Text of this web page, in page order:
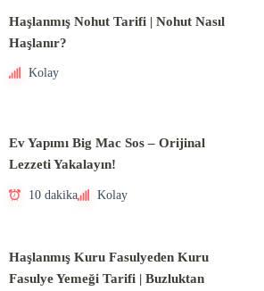
Haşlanmış Nohut Tarifi | Nohut Nasıl
Haşlanır?
Kolay
Ev Yapımı Big Mac Sos – Orijinal
Lezzeti Yakalayın!
10 dakika Kolay
Haşlanmış Kuru Fasulyeden Kuru
Fasulye Yemeği Tarifi | Buzluktan